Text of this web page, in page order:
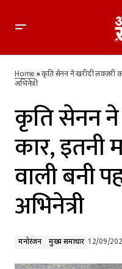
बॉलीवुड अभिनेत्री
Home»कृति सेनन ने खरीदी लक्ज़री
अभिनेत्री
कृति सेनन ने
कार, इतनी
वाली बनी
अभिनेत्री
मनोरंजन मुख्य समाचार 12/09/